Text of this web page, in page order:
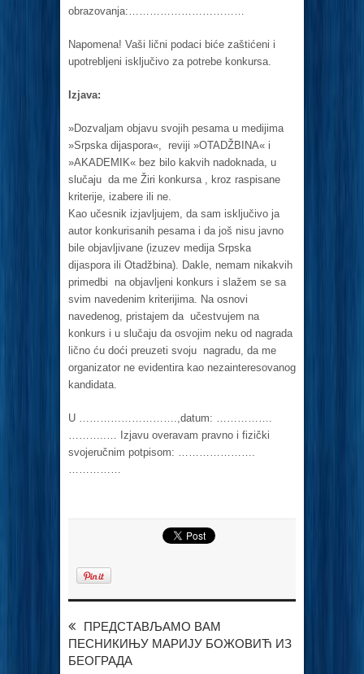
obrazovanja:……………………………
Napomena! Vaši lični podaci biće zaštićeni i
upotrebljeni isključivo za potrebe konkursa.
Izjava:
»Dozvaljam objavu svojih pesama u medijima
»Srpska dijaspora«, reviji »OTADŽBINA« i
»AKADEMIK« bez bilo kakvih nadoknada, u
slučaju da me Žiri konkursa , kroz raspisane
kriterije, izabere ili ne.
Kao učesnik izjavljujem, da sam isključivo ja
autor konkurisanih pesama i da još nisu javno
bile objavljivane (izuzev medija Srpska
dijaspora ili Otadžbina). Dakle, nemam nikakvih
primedbi na objavljeni konkurs i slažem se sa
svim navedenim kriterijima. Na osnovi
navedenog, pristajem da učestvujem na
konkurs i u slučaju da osvojim neku od nagrada
lično ću doći preuzeti svoju nagradu, da me
organizator ne evidentira kao nezainteresovanog
kandidata.
U ……………………….,datum: …………….
………..… Izjavu overavam pravno i fizički
svojeručnim potpisom: ………………….
……………
ПРЕДСТАВЉАМО ВАМ
ПЕСНИКИЊУ МАРИЈУ БОЖОВИЋ ИЗ
БЕОГРАДА